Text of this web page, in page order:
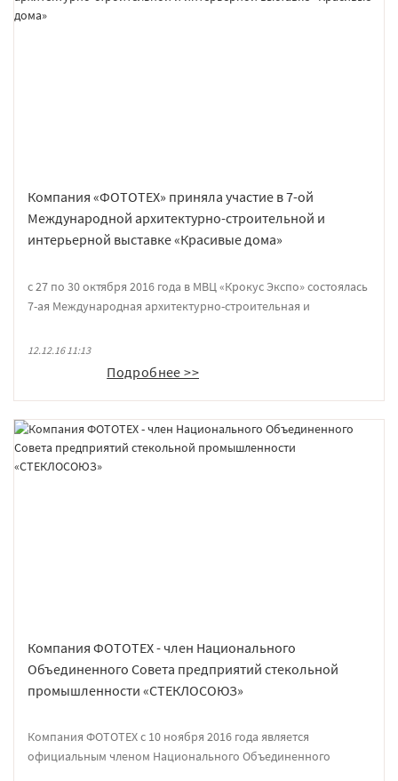
Компания «ФОТОТЕХ» приняла участие в 7-ой
Международной архитектурно-строительной и
интерьерной выставке «Красивые дома»
с 27 по 30 октября 2016 года в МВЦ «Крокус Экспо» состоялась
7-ая Международная архитектурно-строительная и
участие компания «ФОТОТЕХ», производитель
противопожарного, защитного и специального остекления.
12.12.16 11:13
Подробнее >>
Компания ФОТОТЕХ - член Национального
Объединенного Совета предприятий стекольной
промышленности «СТЕКЛОСОЮЗ»
Компания ФОТОТЕХ с 10 ноября 2016 года является
официальным членом Национального Объединенного